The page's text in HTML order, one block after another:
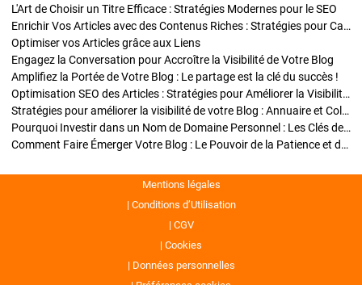
L'Art de Choisir un Titre Efficace : Stratégies Modernes pour le SEO
Enrichir Vos Articles avec des Contenus Riches : Stratégies pour Captiver et Optimiser
Optimiser vos Articles grâce aux Liens
Engagez la Conversation pour Accroître la Visibilité de Votre Blog
Amplifiez la Portée de Votre Blog : Le partage est la clé du succès !
Optimisation SEO des Articles : Stratégies pour Améliorer la Visibilité de Votre Blog
Stratégies pour améliorer la visibilité de votre Blog : Annuaire et Collaborations
Pourquoi Investir dans un Nom de Domaine Personnel : Les Clés de la Réussite de Votre Blog
Comment Faire Émerger Votre Blog : Le Pouvoir de la Patience et de la Persévérance
Mentions légales
Conditions d’Utilisation
CGV
Cookies
Données personnelles